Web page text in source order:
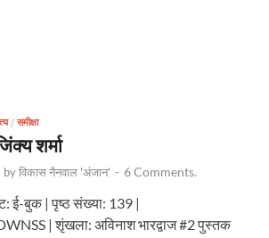
/ समीक्षा
शर्मा
byविकास नैनवाल 'अंजान' - 6 Comments.
ई-बुक | पृष्ठ संख्या: 139 |
| शृंखला: अविनाश भारद्वाज #2 पुस्तक